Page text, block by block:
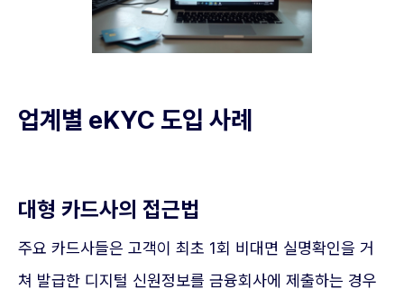
업계별 eKYC 도입 사례
대형 카드사의 접근법
주요 카드사들은 고객이 최초 1회 비대면 실명확인을 거
쳐 발급한 디지털 신원정보를 금융회사에 제출하는 경우